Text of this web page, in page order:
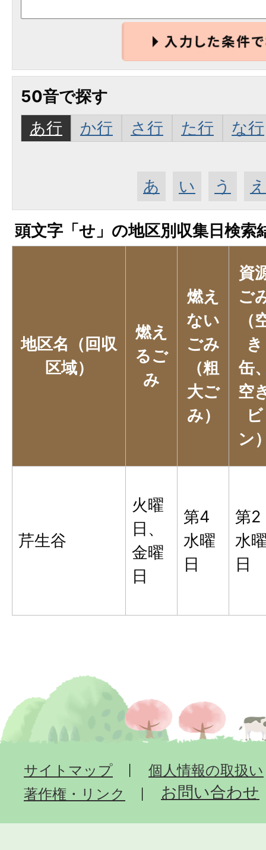
50音で探す
あ行
か行 さ行 た行 な行
あ い う え
頭文字「 せ 」の地区別収集日検索
地区名（回収
区域）
燃え
るご
み
燃え
ない
ごみ
（粗
大ご
み）
資
ご
（
き
缶
空
ビ
ン
芹生谷
火曜
日、
金曜
日
第4
水曜
日
第2
水
日
サイトマップ
個人情報の取扱い
著作権・リンク
お問い合わせ